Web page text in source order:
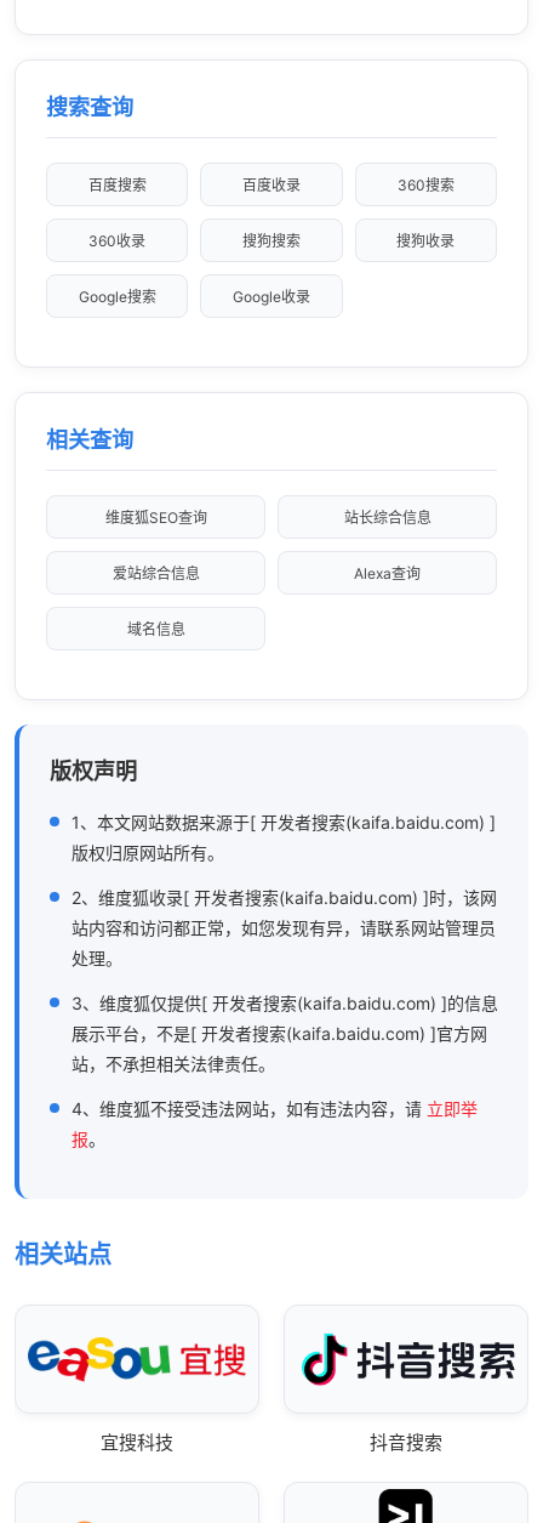
搜索查询
百度搜索 百度收录 360搜索
360收录 搜狗搜索 搜狗收录
Google搜索 Google收录
相关查询
维度狐SEO查询 站长综合信息
爱站综合信息 Alexa查询
域名信息
版权声明
1、本文网站数据来源于[ 开发者搜索(kaifa.baidu.com) ]
版权归原网站所有。
2、维度狐收录[ 开发者搜索(kaifa.baidu.com) ]时，该网
站内容和访问都正常，如您发现有异，请联系网站管理员
处理。
3、维度狐仅提供[ 开发者搜索(kaifa.baidu.com) ]的信息
展示平台，不是[ 开发者搜索(kaifa.baidu.com) ]官方网
站，不承担相关法律责任。
4、维度狐不接受违法网站，如有违法内容，请 立即举
报。
相关站点
宜搜科技 抖音搜索